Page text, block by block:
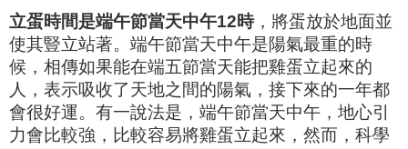
立蛋時間是端午節當天中午12時，將蛋放於地面並
使其豎立站著。端午節當天中午是陽氣最重的時
候，相傳如果能在端五節當天能把雞蛋立起來的
人，表示吸收了天地之間的陽氣，接下來的一年都
會很好運。有一說法是，端午節當天中午，地心引
力會比較強，比較容易將雞蛋立起來，然而，科學